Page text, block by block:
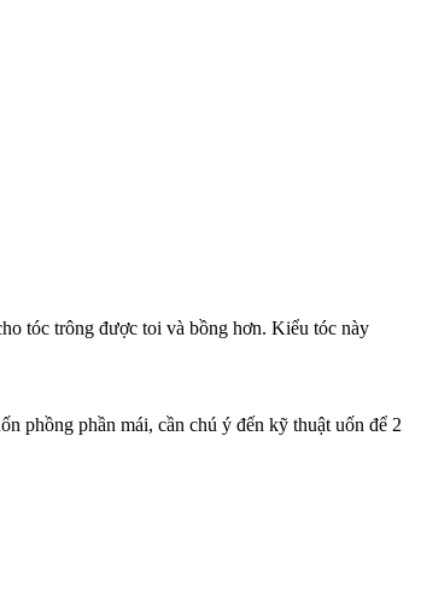
tóc trông được toi và bồng hơn. Kiểu tóc này
phồng phần mái, cần chú ý đến kỹ thuật uốn để 2